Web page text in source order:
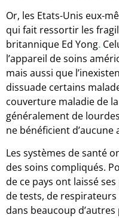
Or, les Etats-Unis eux-
qui fait ressortir les
britannique Ed Yong.
l’appareil de soins
mais aussi que
dissuade certains
couverture maladie de
généralement de
ne bénéficient
Les systèmes de santé
des soins compliqués.
de ce pays ont laissé
de tests, de respirateurs
dans beaucoup